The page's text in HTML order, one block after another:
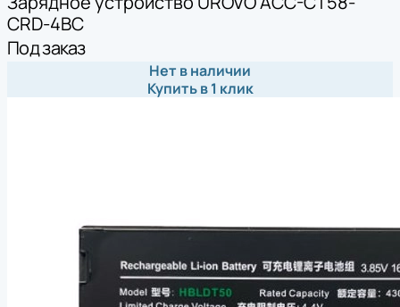
CRD-4BC
Под заказ
Нет в наличии
Купить в 1 клик